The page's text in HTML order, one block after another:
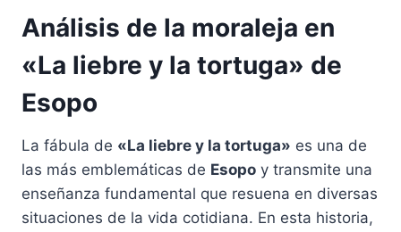
Análisis de la moraleja en
«La liebre y la tortuga» de
Esopo
La fábula de «La liebre y la tortuga» es una de
las más emblemáticas de Esopo y transmite una
enseñanza fundamental que resuena en diversas
situaciones de la vida cotidiana. En esta historia,